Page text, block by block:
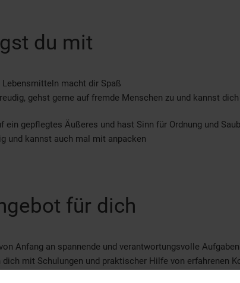
du mit
Lebensmitteln macht dir Spaß
gehst gerne auf fremde Menschen zu und kannst
ein gepflegtes Äußeres und hast Sinn für Ordnung und
und kannst auch mal mit anpacken
für dich
Anfang an spannende und verantwortungsvolle Aufgaben
dich mit Schulungen und praktischer Hilfe von erfahrenen